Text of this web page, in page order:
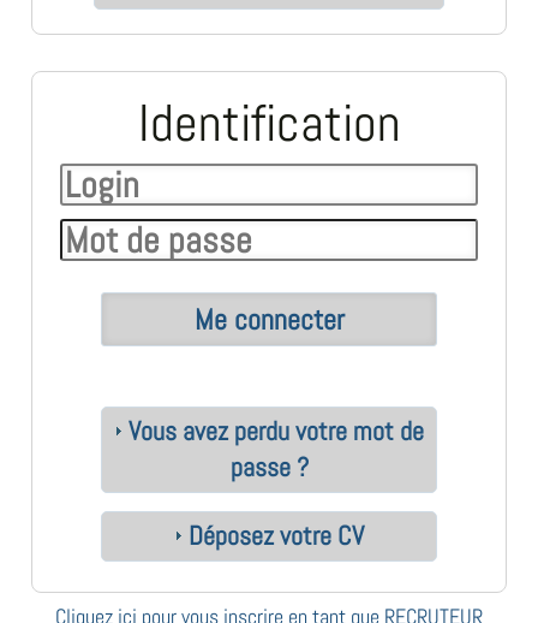
Identification
Vous avez perdu votre mot de
passe ?
Déposez votre CV
Cliquez ici pour vous inscrire en tant que RECRUTEUR